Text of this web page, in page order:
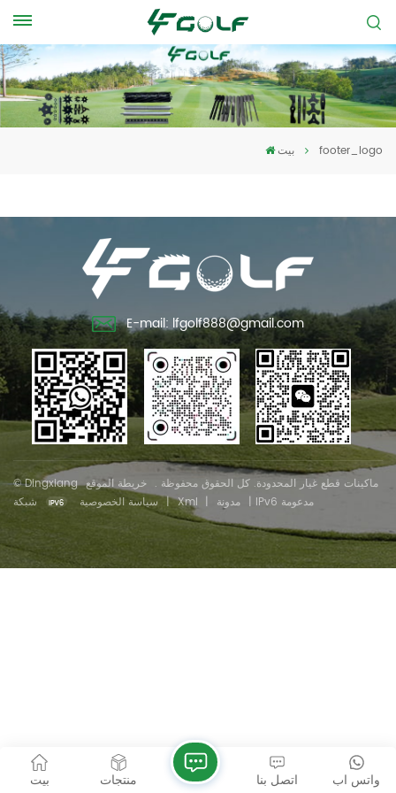
بيت footer_logo
E-mail: lfgolf888@gmail.com
© Dingxiang ماكينات قطع غيار المحدودة. كل الحقوق محفوظة . خريطة الموقع
| مدونة |
Xml
| سياسة الخصوصية شبكة IPv6 مدعومة
بيت منتجات واتس اب اتصل بنا